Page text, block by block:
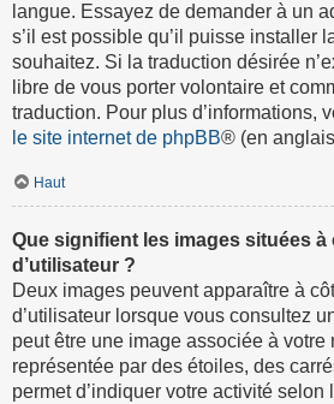
langue. Essayez de demander à un
s’il est possible qu’il puisse installer
souhaitez. Si la traduction désirée
libre de vous porter volontaire et
traduction. Pour plus d’informations,
le site internet de phpBB® (en
Haut
Que signifient les images situées à
d’utilisateur ?
Deux images peuvent apparaître à
d’utilisateur lorsque vous consultez
peut être une image associée à votre
représentée par des étoiles, des
permet d’indiquer votre activité selon